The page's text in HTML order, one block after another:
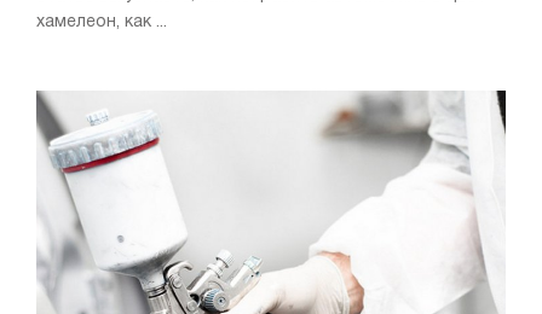
хамелеон, как ...